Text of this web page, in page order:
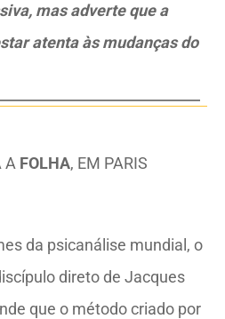
mas adverte que a
atenta às mudanças do
A FOLHA, EM PARIS
da psicanálise mundial, o
direto de Jacques
que o método criado por